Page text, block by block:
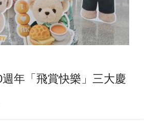
年「飛賞快樂」三大慶